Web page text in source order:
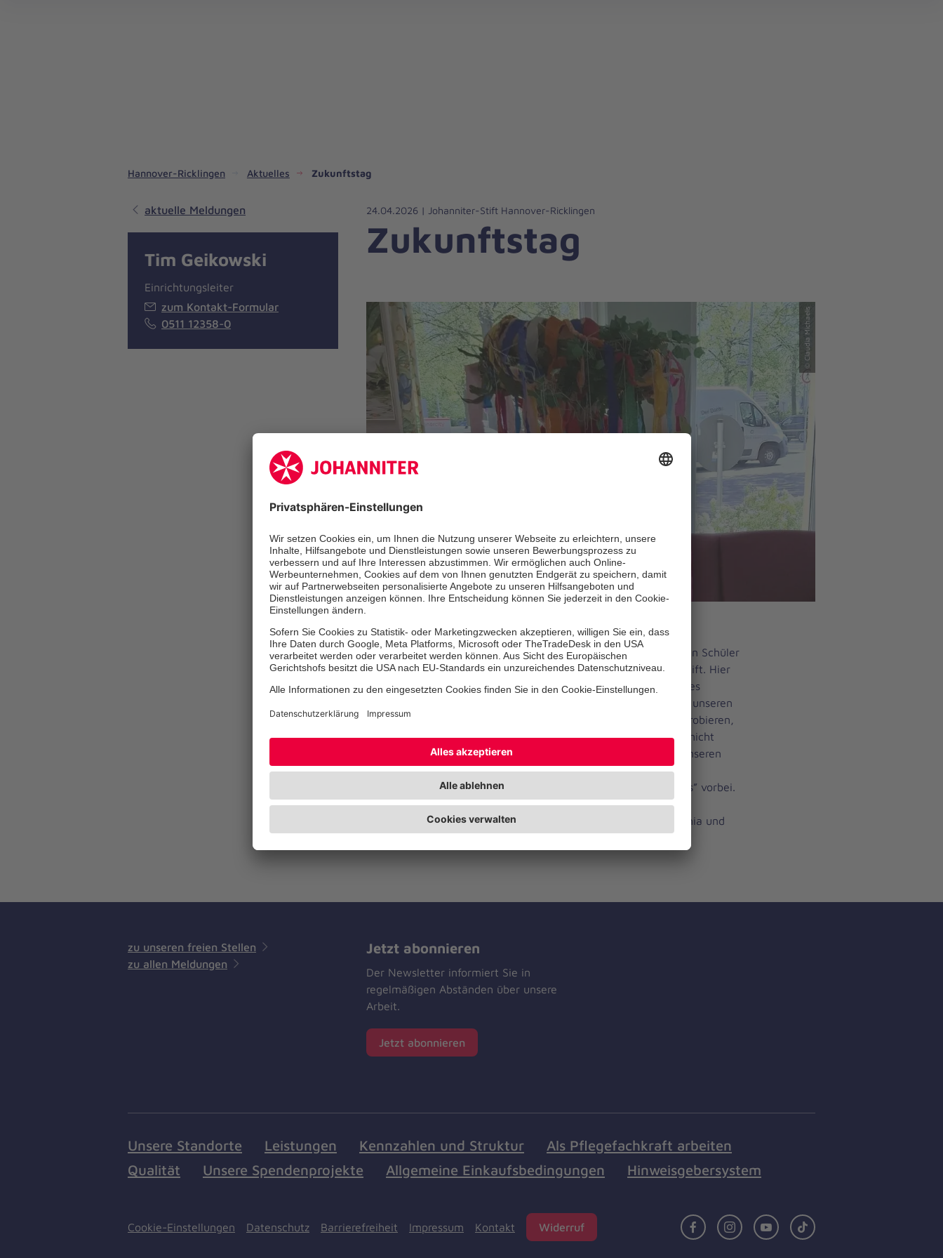
Hannover-Ricklingen Aktuelles Zukunftstag
24.04.2026 | Johanniter-Stift Hannover-Ricklingen
Zukunftstag
© Claudia Michaelis
AmZukunftstagwaren fünf Schülerinnen und ein Schüler
im Alter zwischen 10 und 16 Jahren bei uns im Stift. Hier
lernten sie die verschiedenen Bereiche des Hauses
kennen, bastelten gemeinsam unseren Kranz für unseren
Maibaum, konnten mit „Hands on Demenz“ ausprobieren,
wie es ist, wenn man alltägliche Dinge plötzlich nicht
mehr kann und sahen einen Film im Kino über unseren
„Ricky“. Gestärkt vom Mittagessen war der
abwechslungsreiche Tag für “unseren Nachwuchs” vorbei.
Ein herzliches Danke schön für die Hilfe beim
Maibaumkranz an Natalia, Alisha, Mathilda, Sophia und
Frida.
aktuelle Meldungen
Tim Geikowski
Einrichtungsleiter
zum Kontakt-Formular
0511 12358-0
zu unseren freien Stellen
zu allen Meldungen
Jetzt abonnieren
Der Newsletter informiert Sie in
regelmäßigen Abständen über unsere
Arbeit.
Jetzt abonnieren
Unsere Standorte Leistungen Kennzahlen und Struktur
Als Pflegefachkraft arbeiten
Qualität
Unsere Spendenprojekte Allgemeine Einkaufsbedingungen Hinweisgebersystem
FacebookInstagramYoutubeTikTok
Cookie-Einstellungen Datenschutz Barrierefreiheit Impressum Kontakt Widerruf